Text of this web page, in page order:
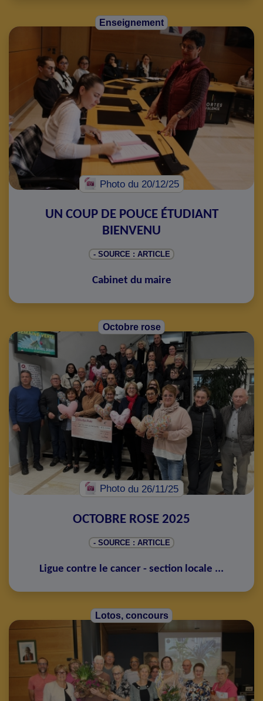
Enseignement
Photo du 20/12/25
UN COUP DE POUCE ÉTUDIANT
BIENVENU
- SOURCE : ARTICLE
Cabinet du maire
Octobre rose
Photodu 26/11/25
OCTOBRE ROSE 2025
- SOURCE : ARTICLE
Ligue contre le cancer - section locale ...
Lotos, concours